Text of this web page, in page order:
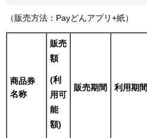
（販売方法：Payどんアプリ+紙）
商品券
名称
販売
額
(利
用可
能
額)
販売期間 利用期間